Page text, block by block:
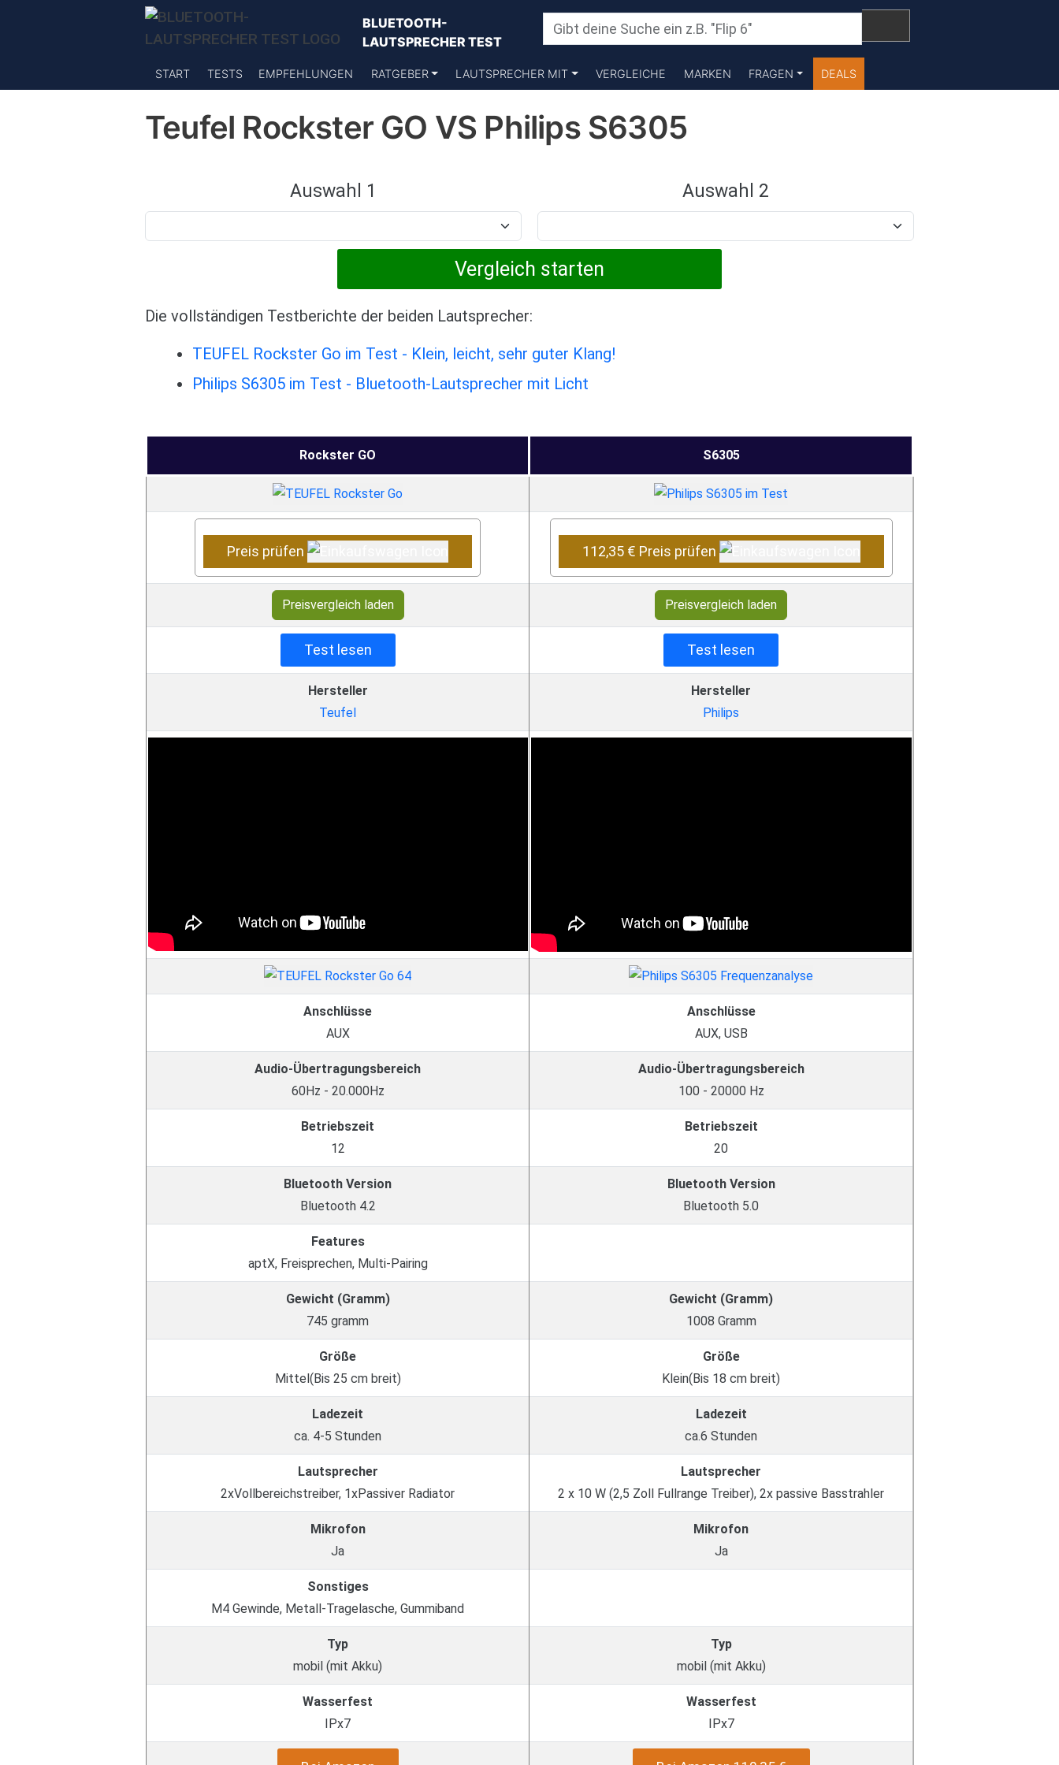
BLUETOOTH-
LAUTSPRECHER TEST
START TESTS EMPFEHLUNGEN RATGEBER LAUTSPRECHER MIT VERGLEICHE MARKEN FRAGEN DEALS
Teufel Rockster GO VS Philips S6305
Auswahl 1 Auswahl 2
Die vollständigen Testberichte der beiden Lautsprecher:
TEUFEL Rockster Go im Test - Klein, leicht, sehr guter Klang!
Philips S6305 im Test - Bluetooth-Lautsprecher mit Licht
Rockster GO S6305
Preis prüfen 112,35 € Preis prüfen
Preisvergleich laden Preisvergleich laden
Test lesen Test lesen
Hersteller
Teufel
Hersteller
Philips
Anschlüsse
AUX
Anschlüsse
AUX, USB
Audio-Übertragungsbereich
60Hz - 20.000Hz
Audio-Übertragungsbereich
100 - 20000 Hz
Betriebszeit
12
Betriebszeit
20
Bluetooth Version
Bluetooth 4.2
Bluetooth Version
Bluetooth 5.0
Features
aptX, Freisprechen, Multi-Pairing
Gewicht (Gramm)
745 gramm
Gewicht (Gramm)
1008 Gramm
Größe
Mittel(Bis 25 cm breit)
Größe
Klein(Bis 18 cm breit)
Ladezeit
ca. 4-5 Stunden
Ladezeit
ca.6 Stunden
Lautsprecher
2xVollbereichstreiber, 1xPassiver Radiator
Lautsprecher
2 x 10 W (2,5 Zoll Fullrange Treiber), 2x passive Basstrahler
Mikrofon
Ja
Mikrofon
Ja
Sonstiges
M4 Gewinde, Metall-Tragelasche, Gummiband
Typ
mobil (mit Akku)
Typ
mobil (mit Akku)
Wasserfest
IPx7
Wasserfest
IPx7